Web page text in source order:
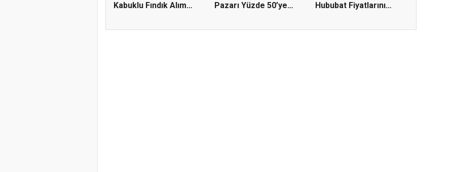
Kabuklu Fındık Alım
Pazarı Yüzde 50’ye
Hububat Fiyatlarını